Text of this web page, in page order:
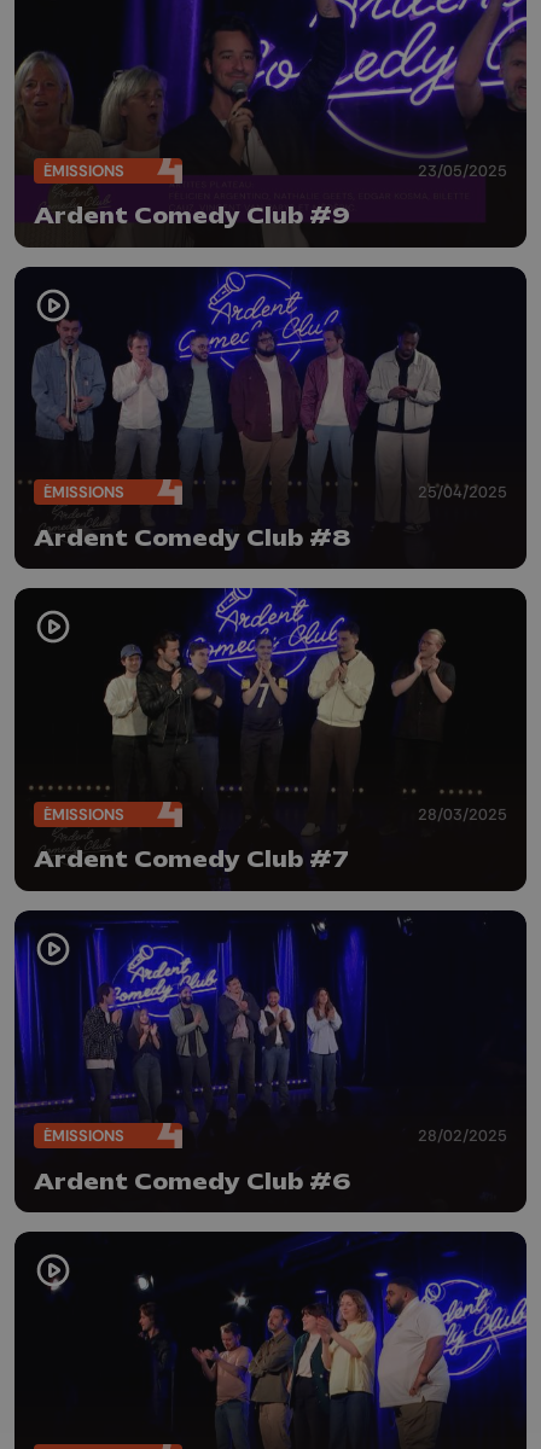
ÉMISSIONS 23/05/2025
Ardent Comedy Club #9
ÉMISSIONS 25/04/2025
Ardent Comedy Club #8
ÉMISSIONS 28/03/2025
Ardent Comedy Club #7
ÉMISSIONS 28/02/2025
Ardent Comedy Club #6